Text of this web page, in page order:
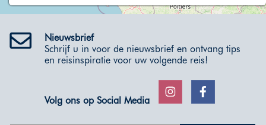
Nieuwsbrief
Schrijf u in voor de nieuwsbrief en ontvang tips
en reisinspiratie voor uw volgende reis!
Volg ons op Social Media